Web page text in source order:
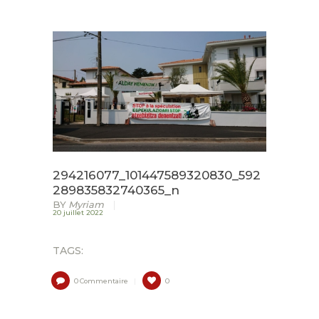
ACCUEIL
LURZAINDIA
NOUS SOUTENIR!
ACTU / BLOG
CONTACT
294216077_101447589320830_592
289835832740365_n
BY Myriam
20 juillet 2022
TAGS:
0 Commentaire 0